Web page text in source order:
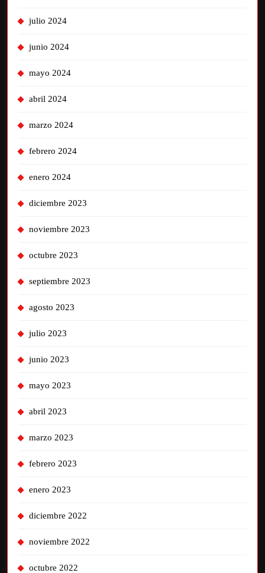
julio 2024
junio 2024
mayo 2024
abril 2024
marzo 2024
febrero 2024
enero 2024
diciembre 2023
noviembre 2023
octubre 2023
septiembre 2023
agosto 2023
julio 2023
junio 2023
mayo 2023
abril 2023
marzo 2023
febrero 2023
enero 2023
diciembre 2022
noviembre 2022
octubre 2022